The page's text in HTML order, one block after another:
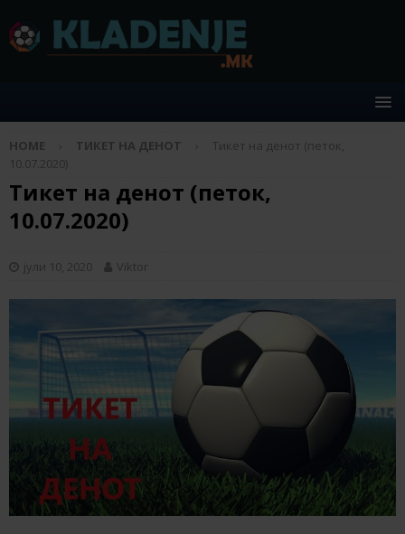
HOME ТИКЕТ НА ДЕНОТ
Тикет на денот (петок,
10.07.2020)
Тикет на денот (петок,
10.07.2020)
јули 10, 2020 Viktor